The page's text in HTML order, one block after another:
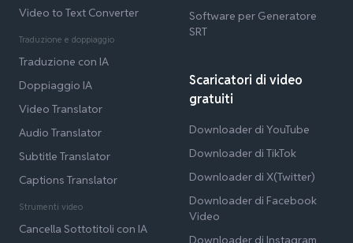
Video to Text Converter
Traduzione e doppiaggio
Traduzione con IA
Doppiaggio IA
Video Translator
Audio Translator
Subtitle Translator
Captions Translator
Strumenti video
Cancella Sottotitoli con IA
Software per Generatore
SRT
Scaricatori di video
gratuiti
Downloader di YouTube
Downloader di TikTok
Downloader di X(Twitter)
Downloader di Facebook
Video
Downloader di Instagram